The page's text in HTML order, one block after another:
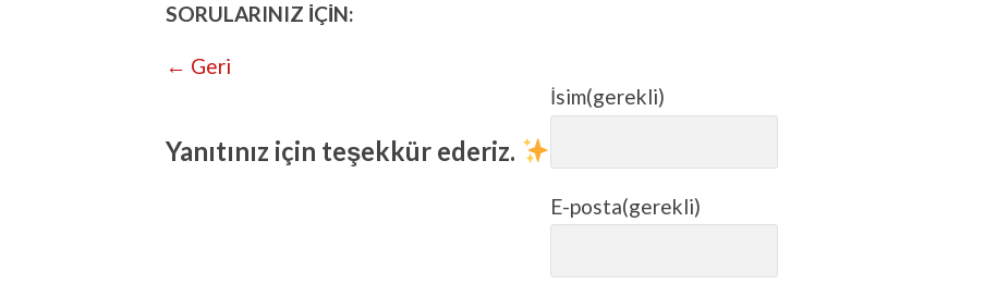
SORULARINIZ İÇİN:
← Geri
Yanıtınız için teşekkür ederiz.
İsim(gerekli)
E-posta(gerekli)